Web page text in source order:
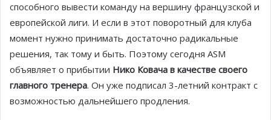
способного вывести команду на вершину французской и
европейской лиги. И если в этот поворотный для клуба
момент нужно принимать достаточно радикальные
решения, так тому и быть. Поэтому сегодня ASM
объявляет о прибытии Нико Ковача в качестве своего
главного тренера. Он уже подписал 3-летний контракт с
возможностью дальнейшего продления.